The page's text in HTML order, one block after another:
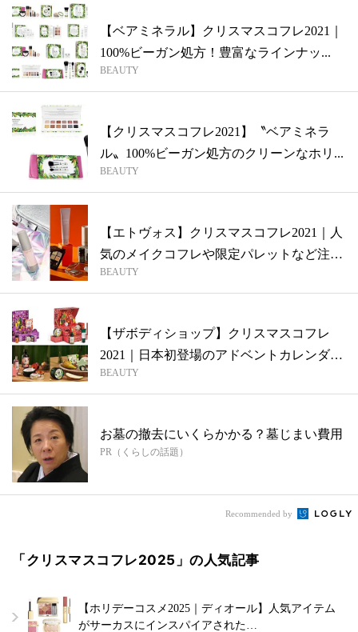
【ベアミネラル】クリスマスコフレ2021｜
100%ビーガン処方！豊富なラインナッ...
BEAUTY
【クリスマスコフレ2021】〝ベアミネラ
ル〟100%ビーガン処方のクリーンなホリ...
BEAUTY
【エトヴォス】クリスマスコフレ2021｜人
気のメイクコフレや限定パレットなど注
目...
BEAUTY
【ザボディショップ】クリスマスコフレ
2021｜日本初登場のアドベントカレンダー
も...
BEAUTY
お墓の撤去にいくらかかる？墓じまい費用
PR（くらしの話題）
Recommended by
「クリスマスコフレ2025」の人気記事
【ホリデーコスメ2025｜ディオール】人気アイテム
がサーカスにインスパイアされた…